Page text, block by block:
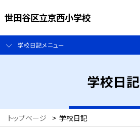
世田谷区立京西小学校
学校日記メニュー
学校日記
トップページ > 学校日記